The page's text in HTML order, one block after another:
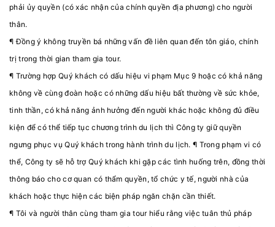
phải ủy quyền (có xác nhận của chính quyền địa phương) cho người
thân.
¶ Đồng ý không truyền bá những vấn đề liên quan đến tôn giáo, chính
trị trong thời gian tham gia tour.
¶ Trường hợp Quý khách có dấu hiệu vi phạm Mục 9 hoặc có khả năng
không về cùng đoàn hoặc có những dấu hiệu bất thường về sức khỏe,
tinh thần, có khả năng ảnh hưởng đến người khác hoặc không đủ điều
kiện để có thể tiếp tục chương trình du lịch thì Công ty giữ quyền
ngưng phục vụ Quý khách trong hành trình du lịch. ¶ Trong phạm vi có
thể, Công ty sẽ hỗ trợ Quý khách khi gặp các tình huống trên, đồng thời
thông báo cho cơ quan có thẩm quyền, tổ chức y tế, người nhà của
khách hoặc thực hiện các biện pháp ngăn chặn cần thiết.
¶ Tôi và người thân cùng tham gia tour hiểu rằng việc tuân thủ pháp